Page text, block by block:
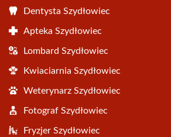
Dentysta Szydłowiec
Apteka Szydłowiec
Lombard Szydłowiec
Kwiaciarnia Szydłowiec
Weterynarz Szydłowiec
Fotograf Szydłowiec
Fryzjer Szydłowiec